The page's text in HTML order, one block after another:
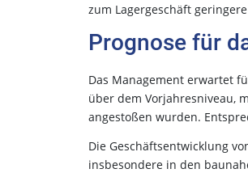
zum Lagergeschäft
Prognose für
Das Management erwartet
über dem Vorjahresniveau,
angestoßen wurden.
Die Geschäftsentwicklung
insbesondere in den